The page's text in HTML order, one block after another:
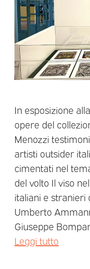
In esposizione
opere del
Menozzi
artisti outsider
cimentati nel
del volto Il viso
italiani e
Umberto
Giuseppe
Leggi tutto